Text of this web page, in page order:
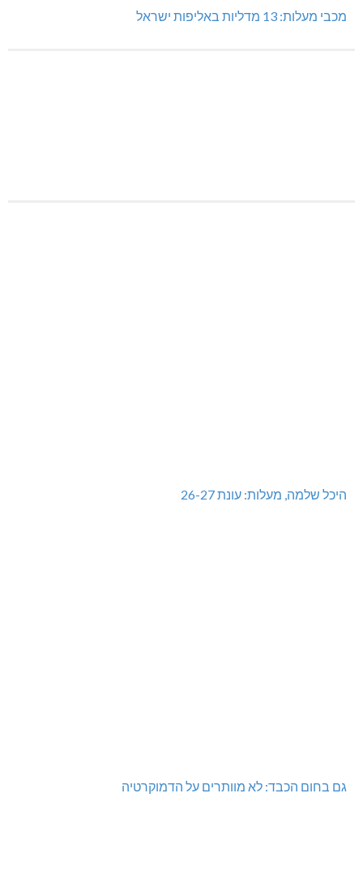
מכבי מעלות: 13 מדליות באליפות ישראל
היכל שלמה, מעלות: עונת 26-27
גם בחום הכבד: לא מוותרים על הדמוקרטיה